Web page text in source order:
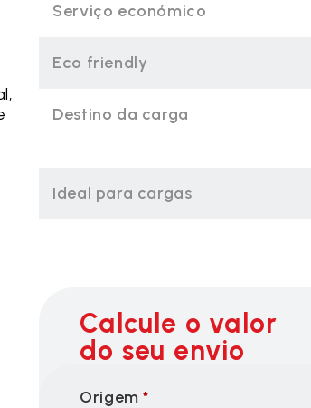
Serviço económico
Eco friendly
Destino da carga
Ideal para cargas
Calcule o valor
do seu envio
Origem *